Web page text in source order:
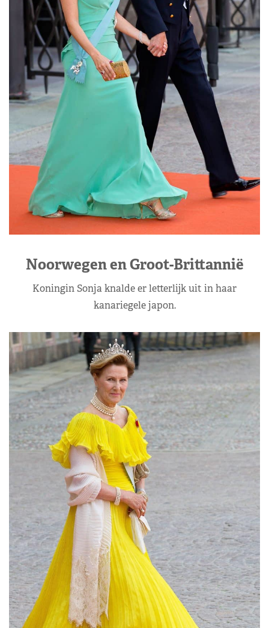
Noorwegen en Groot-Brittannië
Koningin Sonja knalde er letterlijk uit in haar
kanariegele japon.